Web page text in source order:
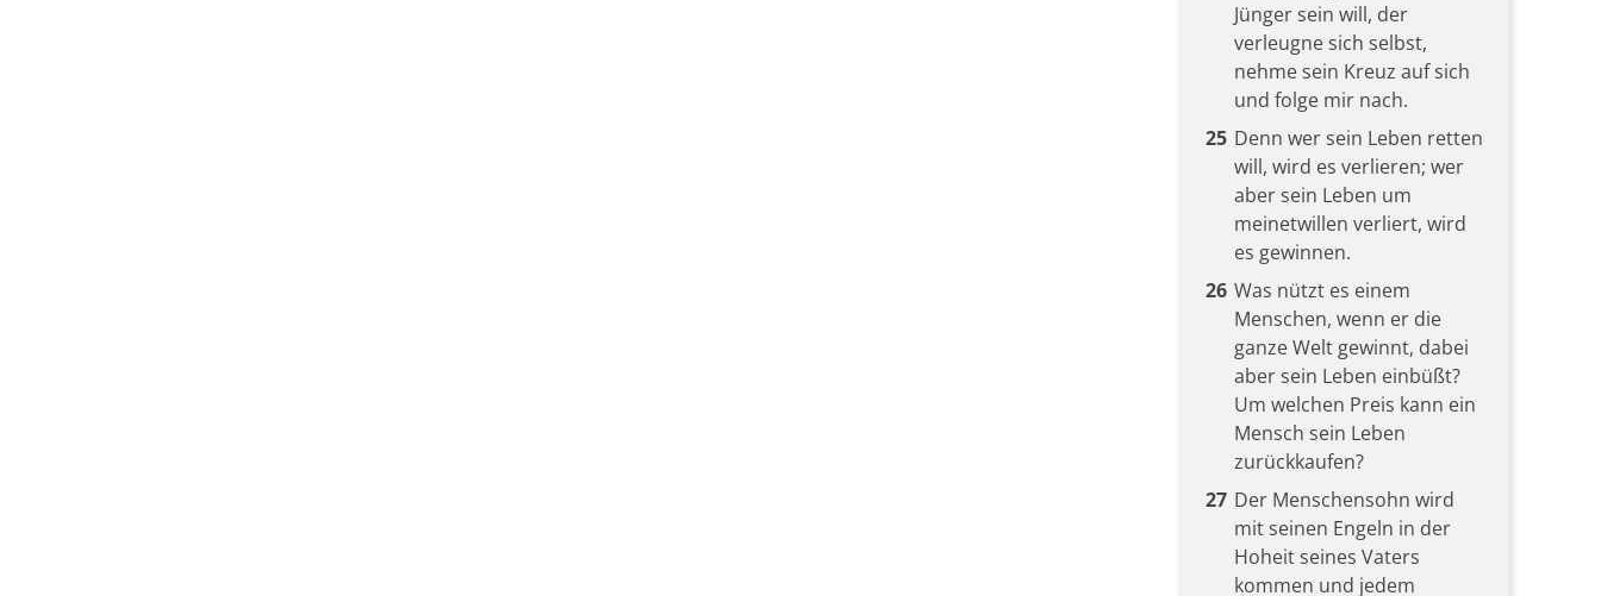
Jünger sein will, der
verleugne sich selbst,
nehme sein Kreuz auf sich
und folge mir nach.
25 Denn wer sein Leben retten
will, wird es verlieren; wer
aber sein Leben um
meinetwillen verliert, wird
es gewinnen.
26 Was nützt es einem
Menschen, wenn er die
ganze Welt gewinnt, dabei
aber sein Leben einbüßt?
Um welchen Preis kann ein
Mensch sein Leben
zurückkaufen?
27 Der Menschensohn wird
mit seinen Engeln in der
Hoheit seines Vaters
kommen und jedem